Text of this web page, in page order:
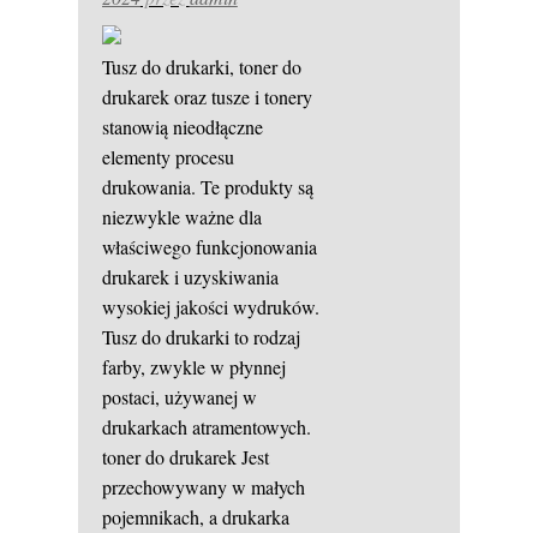
Tusz do drukarki, toner do
drukarek oraz tusze i tonery
stanowią nieodłączne
elementy procesu
drukowania. Te produkty są
niezwykle ważne dla
właściwego funkcjonowania
drukarek i uzyskiwania
wysokiej jakości wydruków.
Tusz do drukarki to rodzaj
farby, zwykle w płynnej
postaci, używanej w
drukarkach atramentowych.
toner do drukarekJest
przechowywany w małych
pojemnikach, a drukarka